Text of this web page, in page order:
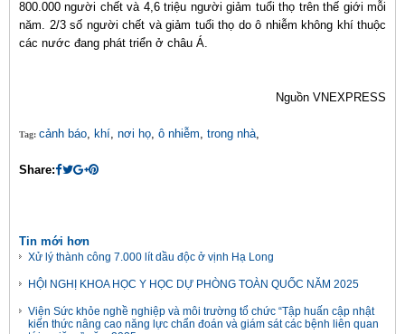
800.000 người chết và 4,6 triệu người giảm tuổi thọ trên thế giới mỗi
năm. 2/3 số người chết và giảm tuổi thọ do ô nhiễm không khí thuộc
các nước đang phát triển ở châu Á.
Nguồn VNEXPRESS
Tag: cảnh báo, khí, nơi họ, ô nhiễm, trong nhà,
Share:
Tin mới hơn
Xử lý thành công 7.000 lít dầu độc ở vịnh Hạ Long
HỘI NGHỊ KHOA HỌC Y HỌC DỰ PHÒNG TOÀN QUỐC NĂM 2025
Viện Sức khỏe nghề nghiệp và môi trường tổ chức “Tập huấn cập nhật
kiến thức nâng cao năng lực chẩn đoán và giám sát các bệnh liên quan